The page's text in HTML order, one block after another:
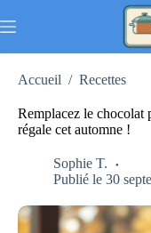
au
Accueil / Recettes
Remplacez le chocolat
régale cet automne !
Sophie T.
Publié le 30